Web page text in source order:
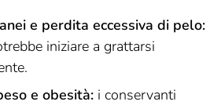
e perdita eccessiva di pelo:
iniziare a grattarsi
e obesità: i conservanti